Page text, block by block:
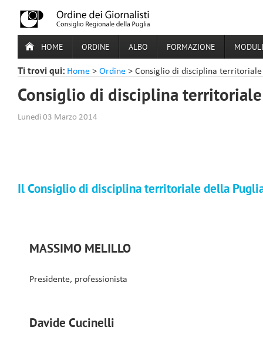
HOME ORDINE ALBO FORMAZIONE
Ti trovi qui: Home > Ordine > Consiglio di disciplina territoriale
Consiglio di disciplina territoriale
Lunedì 03 Marzo 2014
Il Consiglio di disciplina territoriale della
MASSIMO MELILLO
Presidente, professionista
Davide Cucinelli